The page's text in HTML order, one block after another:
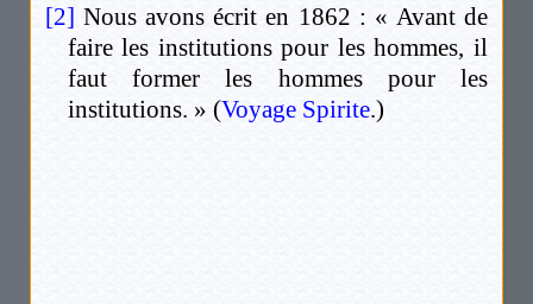
[2] Nous avons écrit en 1862 : « Avant de
faire les institutions pour les hommes, il
faut former les hommes pour les
institutions. » (Voyage Spirite.)